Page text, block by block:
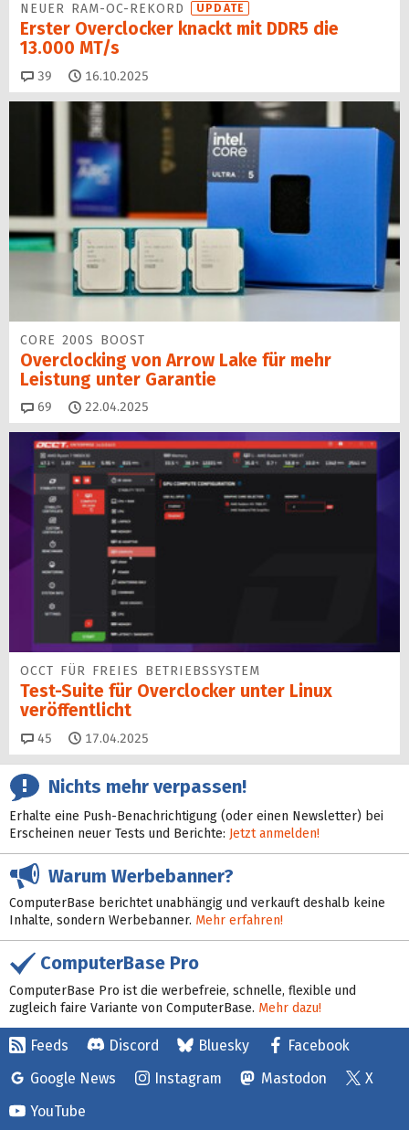
NEUER RAM-OC-REKORD UPDATE
Erster Overclocker knackt mit DDR5 die
13.000 MT/s
39 Kommentare
16.10.2025
CORE 200S BOOST
Overclocking von Arrow Lake für mehr
Leistung unter Garantie
69 Kommentare
22.04.2025
OCCT FÜR FREIES BETRIEBSSYSTEM
Test-Suite für Overclocker unter Linux
veröffentlicht
45 Kommentare
17.04.2025
Nichts mehr verpassen!
Erhalte eine Push-Benachrichtigung (oder einen Newsletter) bei
Erscheinen neuer Tests und Berichte: Jetzt anmelden!
Warum Werbebanner?
ComputerBase berichtet unabhängig und verkauft deshalb keine
Inhalte, sondern Werbebanner. Mehr erfahren!
ComputerBase Pro
ComputerBase Pro ist die werbefreie, schnelle, flexible und
zugleich faire Variante von ComputerBase. Mehr dazu!
Feeds Discord Bluesky
Facebook
Google News
Instagram Mastodon
X
YouTube